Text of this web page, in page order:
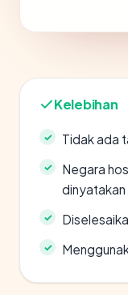
Kelebihan
Tidak ada
Negara
dinyatakan